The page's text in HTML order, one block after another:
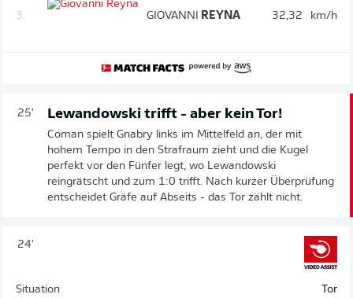
3. GIOVANNI REYNA 32,32 km/h
25' Lewandowski trifft - aber kein Tor!
Coman spielt Gnabry links im Mittelfeld an, der mit
hohem Tempo in den Strafraum zieht und die Kugel
perfekt vor den Fünfer legt, wo Lewandowski
reingrätscht und zum 1:0 trifft. Nach kurzer Überprüfung
entscheidet Gräfe auf Abseits - das Tor zählt nicht.
24'
Situation Tor